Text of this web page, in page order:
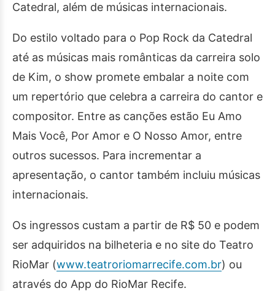
Catedral, além de músicas internacionais.
Do estilo voltado para o Pop Rock da Catedral
até as músicas mais românticas da carreira solo
de Kim, o show promete embalar a noite com
um repertório que celebra a carreira do cantor e
compositor. Entre as canções estão Eu Amo
Mais Você, Por Amor e O Nosso Amor, entre
outros sucessos. Para incrementar a
apresentação, o cantor também incluiu músicas
internacionais.
Os ingressos custam a partir de R$ 50 e podem
ser adquiridos na bilheteria e no site do Teatro
RioMar (www.teatroriomarrecife.com.br) ou
através do App do RioMar Recife.